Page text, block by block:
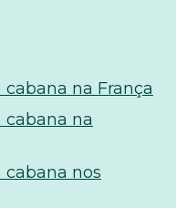
na França
na
nos